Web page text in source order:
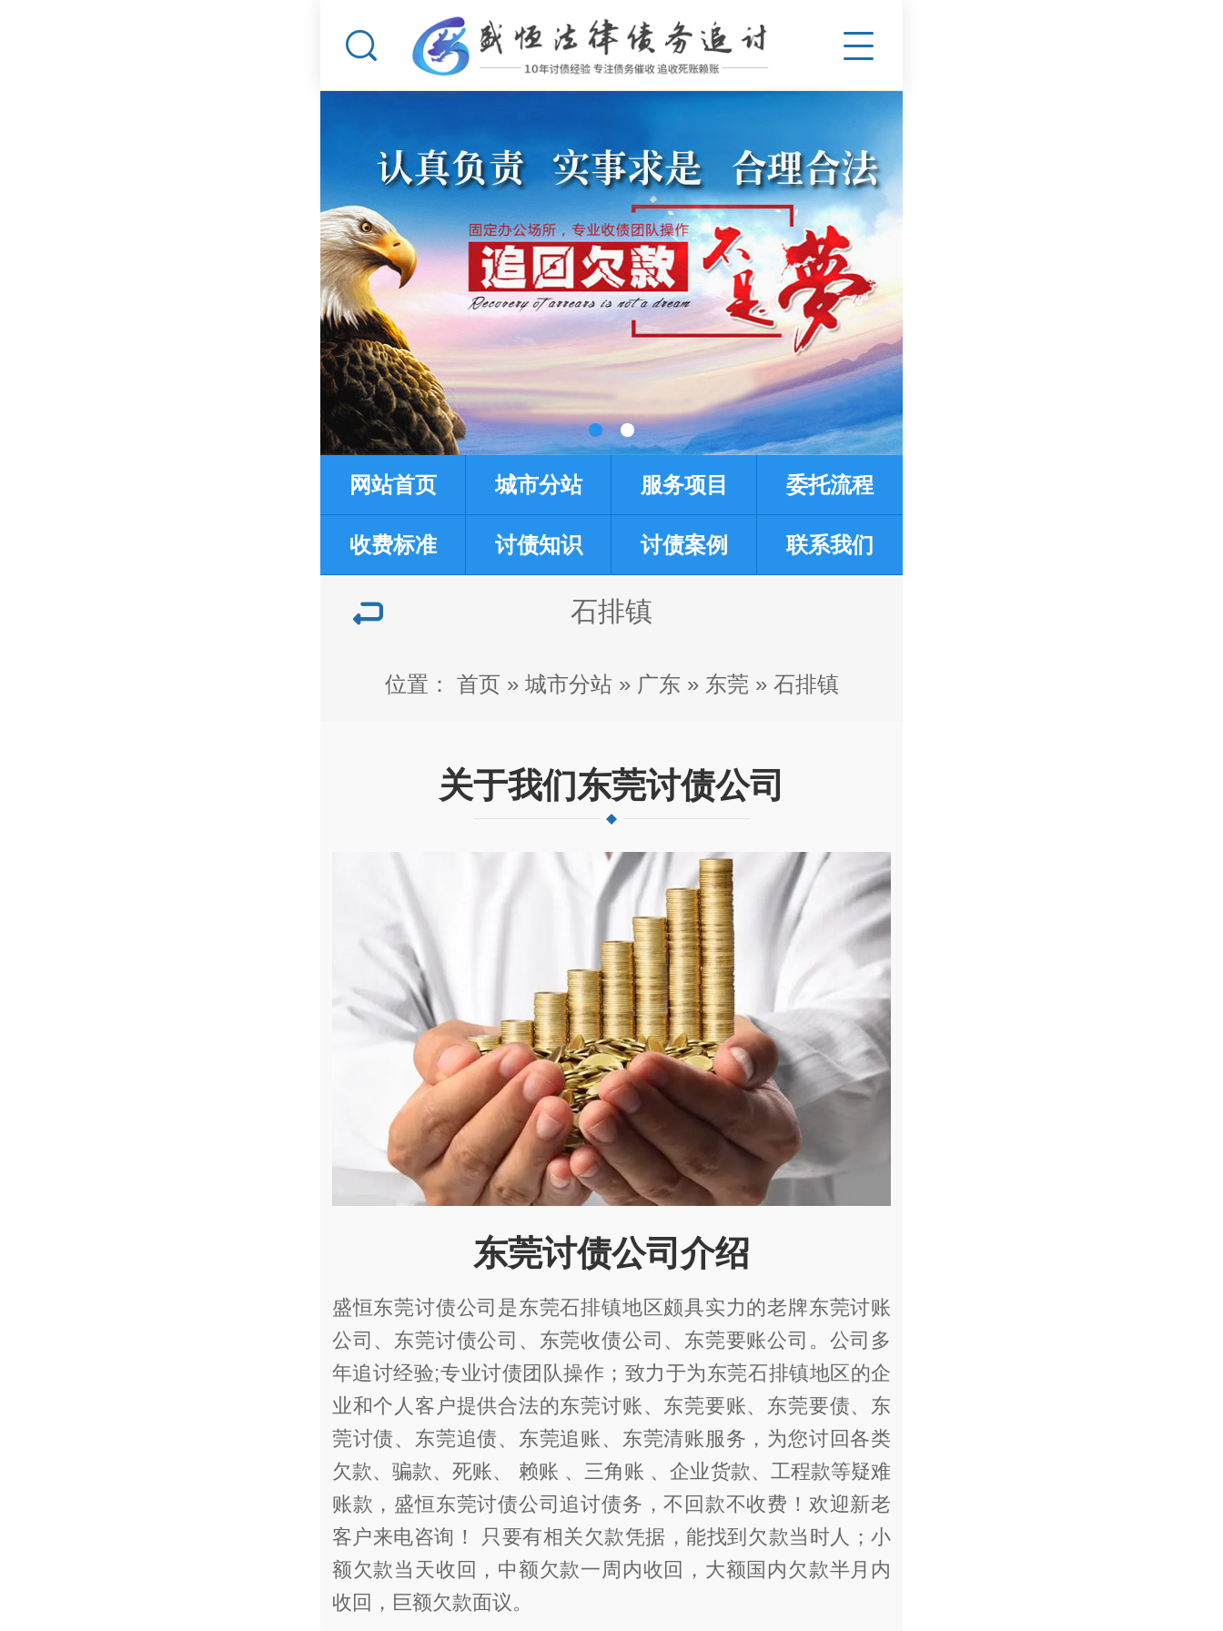
网站首页 城市分站 服务项目 委托流程
收费标准 讨债知识 讨债案例 联系我们
石排镇
位置： 首页 » 城市分站» 广东 » 东莞 » 石排镇
关于我们东莞讨债公司
东莞讨债公司介绍
盛恒东莞讨债公司是东莞石排镇地区颇具实力的老牌东莞讨账
公司、东莞讨债公司、东莞收债公司、东莞要账公司。公司多
年追讨经验;专业讨债团队操作；致力于为东莞石排镇地区的企
业和个人客户提供合法的东莞讨账、东莞要账、东莞要债、东
莞讨债、东莞追债、东莞追账、东莞清账服务，为您讨回各类
欠款、骗款、死账、 赖账 、三角账 、企业货款、工程款等疑难
账款，盛恒东莞讨债公司追讨债务，不回款不收费！欢迎新老
客户来电咨询！ 只要有相关欠款凭据，能找到欠款当时人；小
额欠款当天收回，中额欠款一周内收回，大额国内欠款半月内
收回，巨额欠款面议。